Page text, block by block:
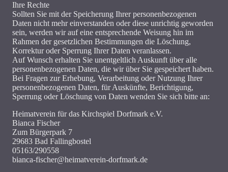
Ihre Rechte
Sollten Sie mit der Speicherung Ihrer personenbezogenen
Daten nicht mehr einverstanden oder diese unrichtig geworden
sein, werden wir auf eine entsprechende Weisung hin im
Rahmen der gesetzlichen Bestimmungen die Löschung,
Korrektur oder Sperrung Ihrer Daten veranlassen.
Auf Wunsch erhalten Sie unentgeltlich Auskunft über alle
personenbezogenen Daten, die wir über Sie gespeichert haben.
Bei Fragen zur Erhebung, Verarbeitung oder Nutzung Ihrer
personenbezogenen Daten, für Auskünfte, Berichtigung,
Sperrung oder Löschung von Daten wenden Sie sich bitte an:
Heimatverein für das Kirchspiel Dorfmark e.V.
Bianca Fischer
Zum Bürgerpark 7
29683 Bad Fallingbostel
05163/290558
bianca-fischer@heimatverein-dorfmark.de